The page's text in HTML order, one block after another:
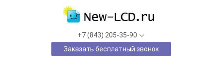
+7 (843) 205-35-90
Заказать бесплатный звонок